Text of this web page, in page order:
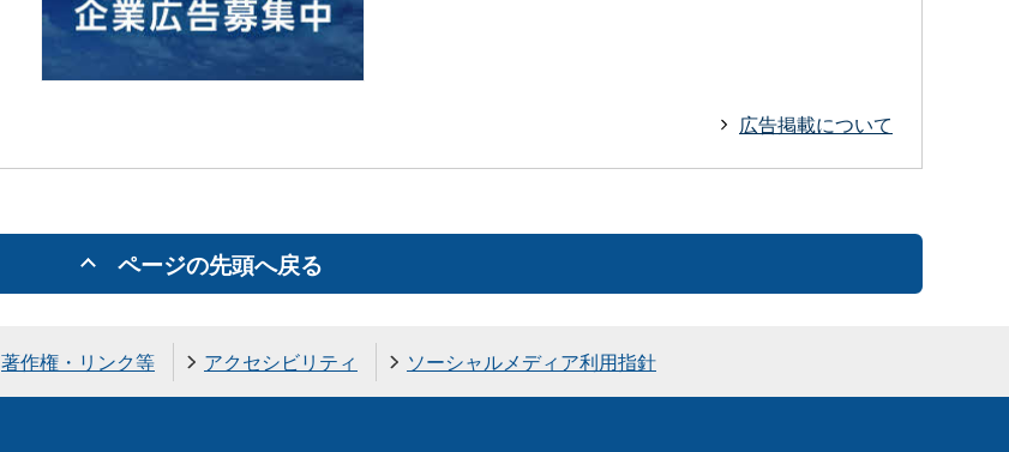
広告掲載について
ページの先頭へ戻る
著作権・リンク等 アクセシビリティ ソーシャルメディア利用指針